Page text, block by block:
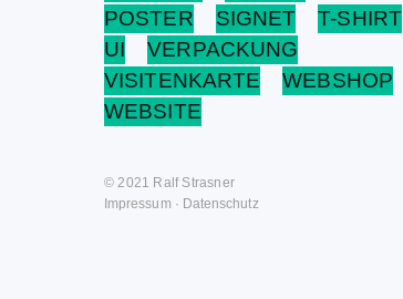
POSTER
SIGNET
T-SHIRT
UI
VERPACKUNG
VISITENKARTE
WEBSHOP
WEBSITE
© 2021 Ralf Strasner
Impressum · Datenschutz